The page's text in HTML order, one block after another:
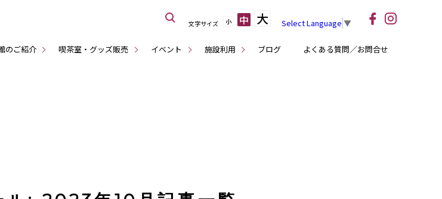
のご紹介 喫茶室・グッズ販売 イベント 施設利用 ブログ よくある質問／お問合せ
文字サイズ 小 中 大 Select Language ▼